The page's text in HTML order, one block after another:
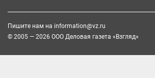
Пишите нам на information@vz.ru
© 2005 — 2026 ООО Деловая газета «Взгляд»